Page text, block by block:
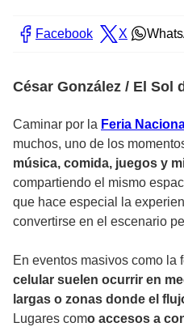
Facebook X
César González / El Sol
Caminar por la Feria
muchos, uno de los
música, comida, juegos y
compartiendo el mismo
que hace especial la
convertirse en el escenario
En eventos masivos como la
celular suelen ocurrir en
largas o zonas donde el
Lugares como accesos a